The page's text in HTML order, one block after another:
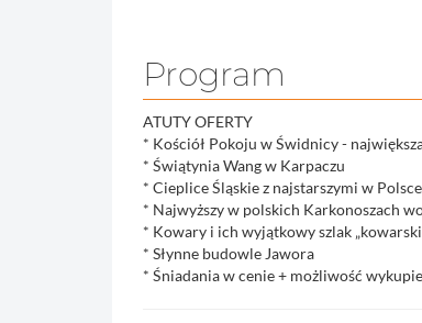
Program
ATUTY OFERTY
* Kościół Pokoju w Świdnicy -
* Świątynia Wang w Karpaczu
* Cieplice Śląskie z najstarszymi w
* Najwyższy w polskich Karkonoszach
* Kowary i ich wyjątkowy szlak
* Słynne budowle Jawora
* Śniadania w cenie + możliwość